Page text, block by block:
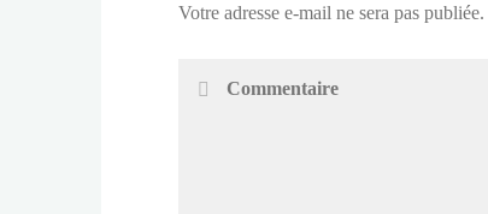
Votre adresse e-mail ne sera pas publiée.